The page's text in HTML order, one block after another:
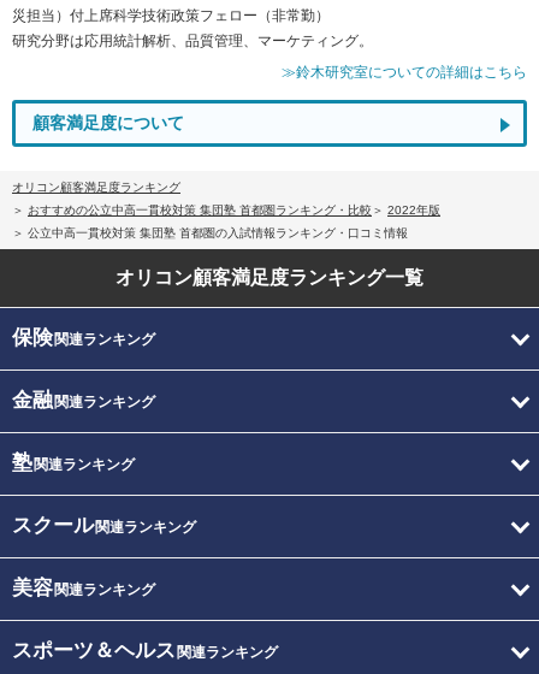
災担当）付上席科学技術政策フェロー（非常勤）
研究分野は応用統計解析、品質管理、マーケティング。
≫鈴木研究室についての詳細はこちら
顧客満足度について
オリコン顧客満足度ランキング
おすすめの公立中高一貫校対策 集団塾 首都圏ランキング・比較
2022年版
公立中高一貫校対策 集団塾 首都圏の入試情報ランキング・口コミ情報
オリコン顧客満足度ランキング一覧
保険関連ランキング
金融関連ランキング
塾関連ランキング
スクール関連ランキング
美容関連ランキング
スポーツ＆ヘルス 関連ランキング